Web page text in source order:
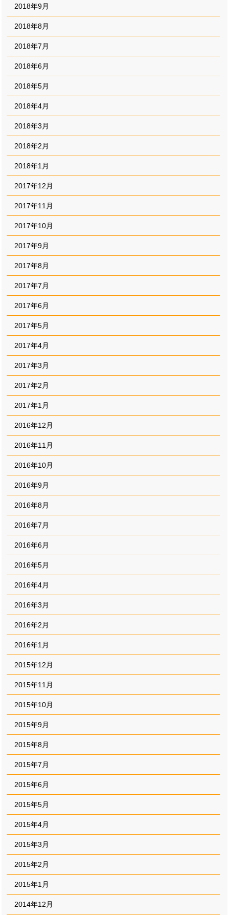
2018年9月
2018年8月
2018年7月
2018年6月
2018年5月
2018年4月
2018年3月
2018年2月
2018年1月
2017年12月
2017年11月
2017年10月
2017年9月
2017年8月
2017年7月
2017年6月
2017年5月
2017年4月
2017年3月
2017年2月
2017年1月
2016年12月
2016年11月
2016年10月
2016年9月
2016年8月
2016年7月
2016年6月
2016年5月
2016年4月
2016年3月
2016年2月
2016年1月
2015年12月
2015年11月
2015年10月
2015年9月
2015年8月
2015年7月
2015年6月
2015年5月
2015年4月
2015年3月
2015年2月
2015年1月
2014年12月